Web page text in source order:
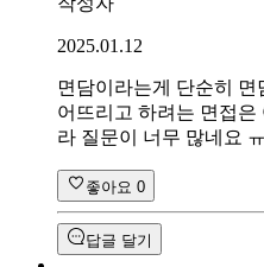
2025.01.12
면담이라는게 단순히
어뜨리고 하려는 면접은
라 질문이 너무 많네요
좋아요 0
답글 달기